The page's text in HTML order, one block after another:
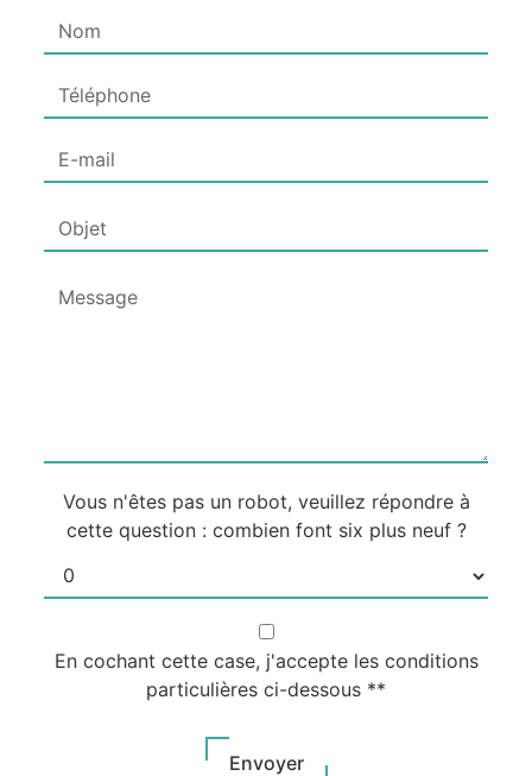
Vous n'êtes pas un robot, veuillez répondre à
cette question : combien font six plus neuf ?
En cochant cette case, j'accepte les conditions
particulières ci-dessous **
Envoyer